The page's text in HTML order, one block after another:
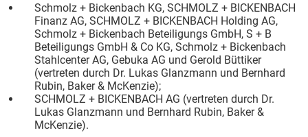
Schmolz + Bickenbach KG, SCHMOLZ + BICKENBACH
Finanz AG, SCHMOLZ + BICKENBACH Holding AG,
Schmolz + Bickenbach Beteiligungs GmbH, S + B
Beteiligungs GmbH & Co KG, Schmolz + Bickenbach
Stahlcenter AG, Gebuka AG und Gerold Büttiker
(vertreten durch Dr. Lukas Glanzmann und Bernhard
Rubin, Baker & McKenzie);
SCHMOLZ + BICKENBACH AG (vertreten durch Dr.
Lukas Glanzmann und Bernhard Rubin, Baker &
McKenzie).